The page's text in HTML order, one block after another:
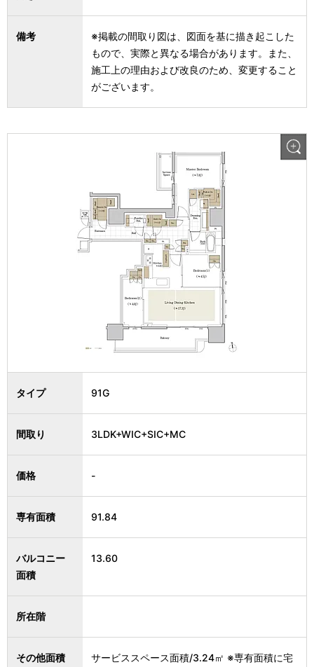
備考
※掲載の間取り図は、図面を基に描き起こした
もので、実際と異なる場合があります。また、
施工上の理由および改良のため、変更すること
がございます。
タイプ 91G
間取り 3LDK+WIC+SIC+MC
価格 -
専有面積 91.84
バルコニー
面積
13.60
所在階
その他面積
サービススペース面積/3.24㎡ ※専有面積に宅